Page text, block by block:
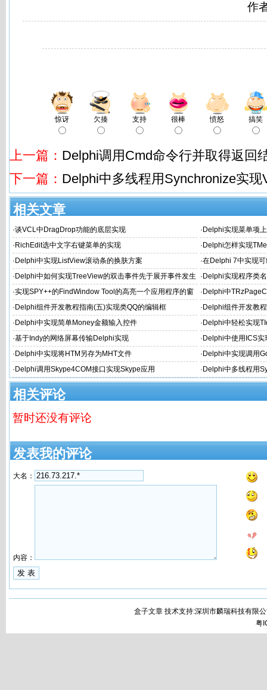
作
惊讶 欠揍 支持 很棒 愤怒 搞笑
上一篇： Delphi调用Cmd命令行并取得返回
下一篇： Delphi中多线程用Synchronize实
相关文章
·谈VCL中DragDrop功能的底层实现 · Delphi实现菜单项
· RichEdit选中文字右键菜单的实现 · Delphi怎样实现
· Delphi中实现ListView滚动条的换肤方案 ·在Delphi 7中实现
· Delphi中如何实现TreeView的双击事件先于展开事件发生 · Delphi实现程序类
·实现SPY++的FindWindow Tool的高亮一个应用程序的窗
体或内部Object的边缘
· Delphi中
· Delphi组件开发教程指南(五)实现类QQ的编辑框 · Delphi组件开发教
· Delphi中实现简单Money金额输入控件 · Delphi中轻松实现
·基于Indy的网络屏幕传输Delphi实现 · Delphi中使用ICS
· Delphi中实现将HTM另存为MHT文件 · Delphi中实现调用
· Delphi调用Skype4COM接口实现Skype应用 · Delphi中多线程用
相关评论
暂时还没有评论
发表我的评论
大名：
内容：
盒子文章 技术支持:深圳市麟瑞科技有限
粤